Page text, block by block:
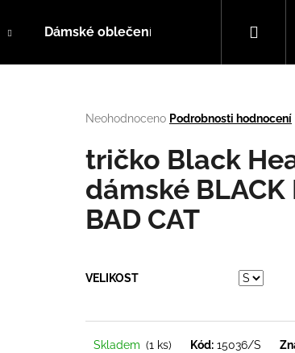
Dámské oblečení
Průměrné
produktu
je
0,0
z
5
hvězdiček.
Neohodnoceno Podrobnosti hodnocení
tričko Black
dámské BLACK
BAD CAT
VELIKOST
Skladem (1 ks) Kód: 15036/S